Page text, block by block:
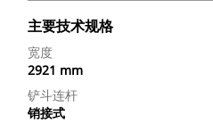
主要技术规格
宽度
2921 mm
铲斗连杆
销接式